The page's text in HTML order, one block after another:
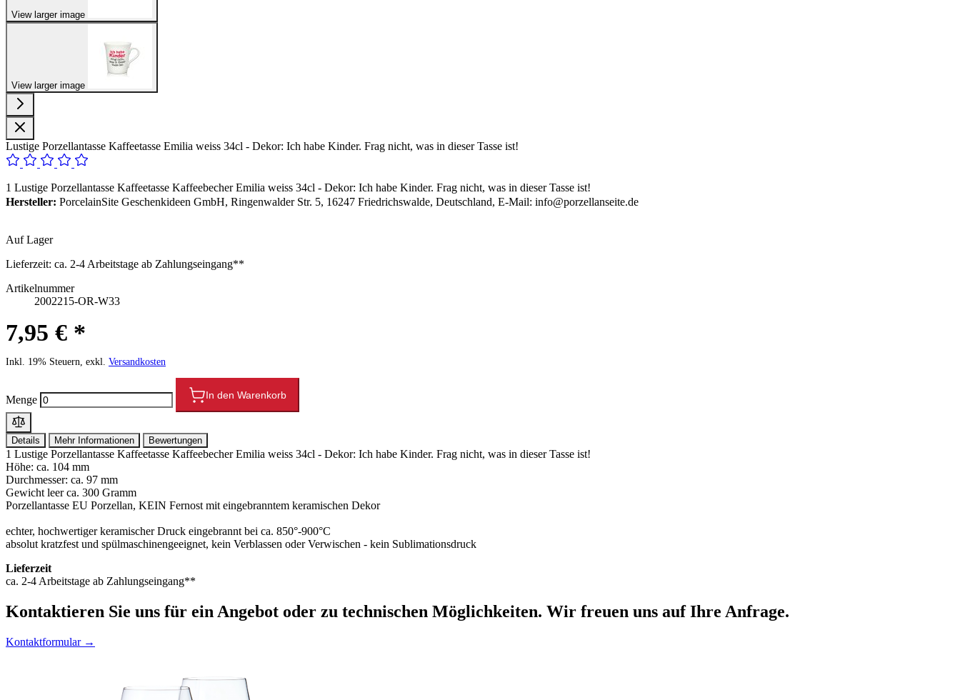
View larger image
View larger image
Lustige Porzellantasse Kaffeetasse Emilia weiss 34cl - Dekor: Ich habe Kinder. Frag nicht, was in dieser Tasse ist!
1 Lustige Porzellantasse Kaffeetasse Kaffeebecher Emilia weiss 34cl - Dekor: Ich habe Kinder. Frag nicht, was in dieser Tasse ist!
Hersteller: PorcelainSite Geschenkideen GmbH, Ringenwalder Str. 5, 16247 Friedrichswalde, Deutschland, E-Mail: info@porzellanseite.de
Auf Lager
Lieferzeit: ca. 2-4 Arbeitstage ab Zahlungseingang**
Artikelnummer
2002215-OR-W33
7,95 € *
Inkl. 19% Steuern, exkl. Versandkosten
Menge In den Warenkorb
Details Mehr Informationen Bewertungen
1 Lustige Porzellantasse Kaffeetasse Kaffeebecher Emilia weiss 34cl - Dekor: Ich habe Kinder. Frag nicht, was in dieser Tasse ist!
Höhe: ca. 104 mm
Durchmesser: ca. 97 mm
Gewicht leer ca. 300 Gramm
Porzellantasse EU Porzellan, KEIN Fernost mit eingebranntem keramischen Dekor
echter, hochwertiger keramischer Druck eingebrannt bei ca. 850°-900°C
absolut kratzfest und spülmaschinengeeignet, kein Verblassen oder Verwischen - kein Sublimationsdruck
Lieferzeit
ca. 2-4 Arbeitstage ab Zahlungseingang**
Kontaktieren Sie uns für ein Angebot oder zu technischen Möglichkeiten. Wir freuen uns auf Ihre Anfrage.
Kontaktformular →